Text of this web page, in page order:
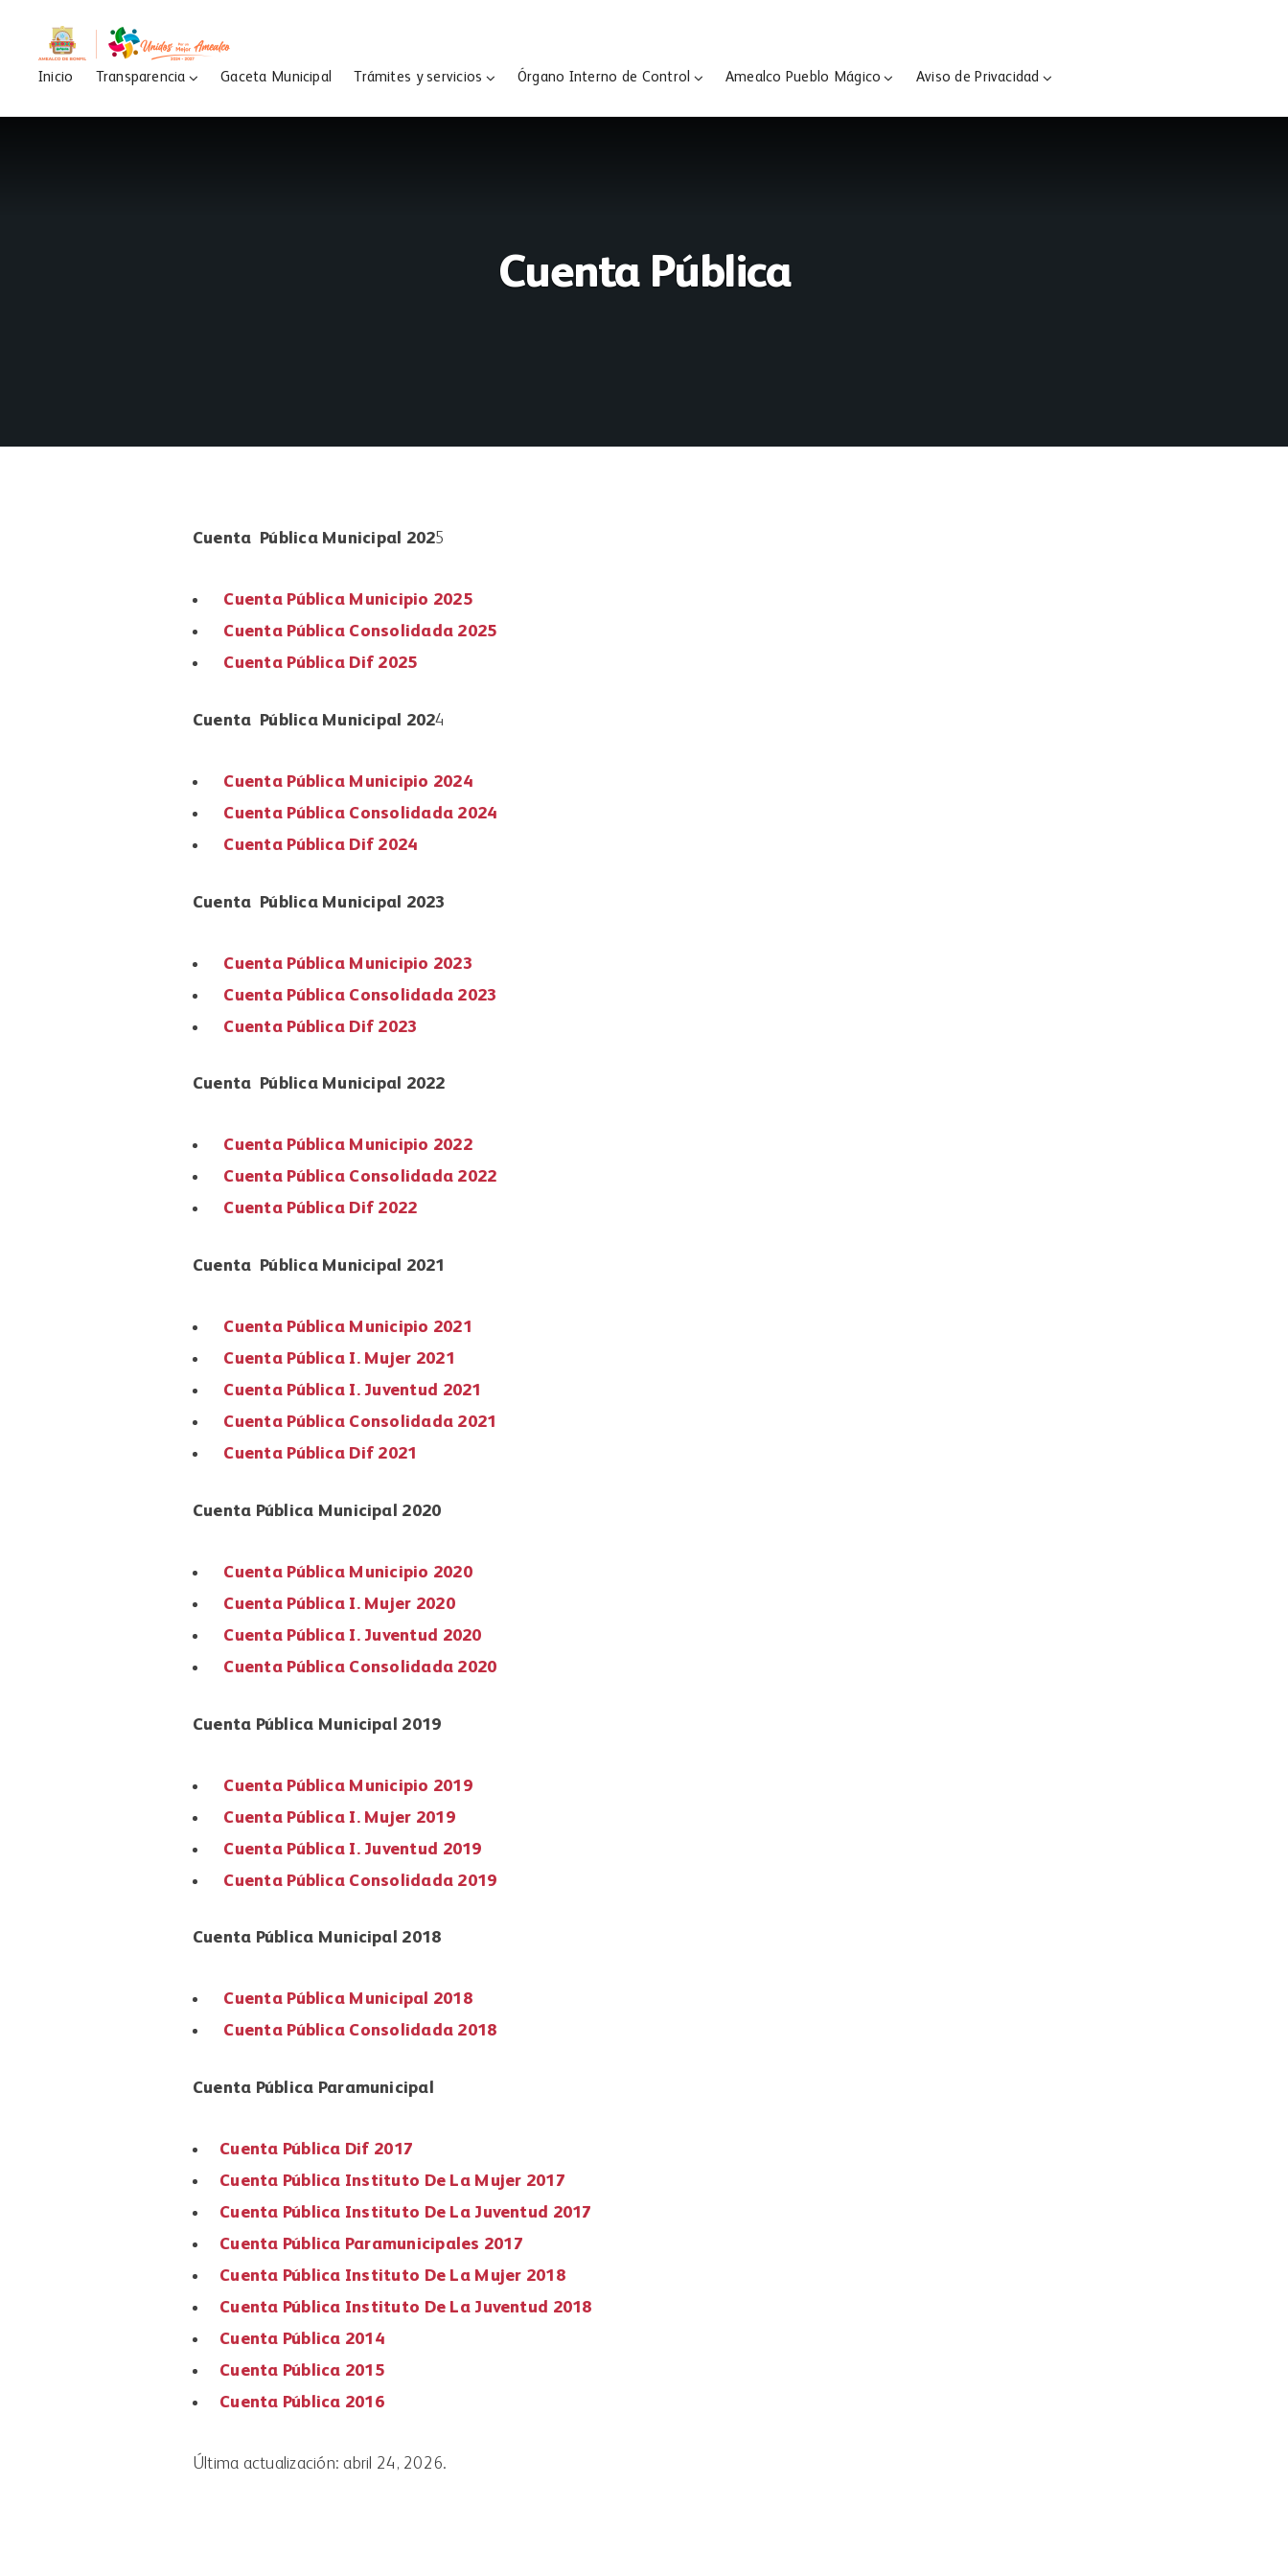
Inicio Transparencia Gaceta Municipal Trámites y servicios Órgano Interno de Control Amealco Pueblo Mágico Aviso de Privacidad
Cuenta Pública
Cuenta Pública Municipal 2025
Cuenta Pública Municipio 2025
Cuenta Pública Consolidada 2025
Cuenta Pública Dif 2025
Cuenta Pública Municipal 2024
Cuenta Pública Municipio 2024
Cuenta Pública Consolidada 2024
Cuenta Pública Dif 2024
Cuenta Pública Municipal 2023
Cuenta Pública Municipio 2023
Cuenta Pública Consolidada 2023
Cuenta Pública Dif 2023
Cuenta Pública Municipal 2022
Cuenta Pública Municipio 2022
Cuenta Pública Consolidada 2022
Cuenta Pública Dif 2022
Cuenta Pública Municipal 2021
Cuenta Pública Municipio 2021
Cuenta Pública I. Mujer 2021
Cuenta Pública I. Juventud 2021
Cuenta Pública Consolidada 2021
Cuenta Pública Dif 2021
Cuenta Pública Municipal 2020
Cuenta Pública Municipio 2020
Cuenta Pública I. Mujer 2020
Cuenta Pública I. Juventud 2020
Cuenta Pública Consolidada 2020
Cuenta Pública Municipal 2019
Cuenta Pública Municipio 2019
Cuenta Pública I. Mujer 2019
Cuenta Pública I. Juventud 2019
Cuenta Pública Consolidada 2019
Cuenta Pública Municipal 2018
Cuenta Pública Municipal 2018
Cuenta Pública Consolidada 2018
Cuenta Pública Paramunicipal
Cuenta Pública Dif 2017
Cuenta Pública Instituto De La Mujer 2017
Cuenta Pública Instituto De La Juventud 2017
Cuenta Pública Paramunicipales 2017
Cuenta Pública Instituto De La Mujer 2018
Cuenta Pública Instituto De La Juventud 2018
Cuenta Pública 2014
Cuenta Pública 2015
Cuenta Pública 2016
Última actualización: abril 24, 2026.